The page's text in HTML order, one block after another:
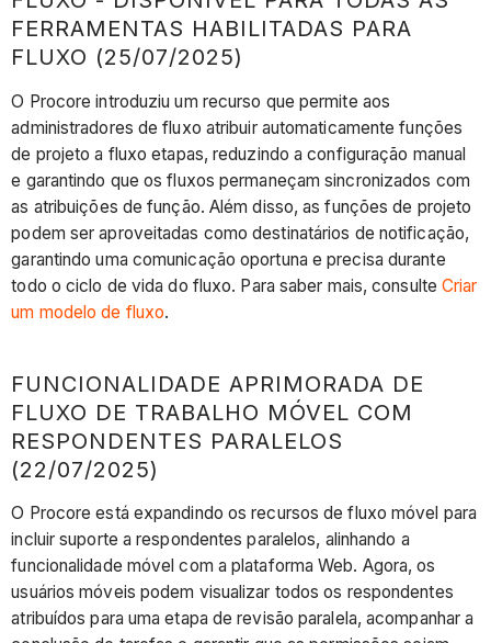
FERRAMENTAS HABILITADAS PARA
FLUXO (25/07/2025)
O Procore introduziu um recurso que permite aos
administradores de fluxo atribuir automaticamente funções
de projeto a fluxo etapas, reduzindo a configuração manual
e garantindo que os fluxos permaneçam sincronizados com
as atribuições de função. Além disso, as funções de projeto
podem ser aproveitadas como destinatários de notificação,
garantindo uma comunicação oportuna e precisa durante
todo o ciclo de vida do fluxo. Para saber mais, consulteCriar
um modelo de fluxo.
FUNCIONALIDADE APRIMORADA DE
FLUXO DE TRABALHO MÓVEL COM
RESPONDENTES PARALELOS
(22/07/2025)
O Procore está expandindo os recursos de fluxo móvel para
incluir suporte a respondentes paralelos, alinhando a
funcionalidade móvel com a plataforma Web. Agora, os
usuários móveis podem visualizar todos os respondentes
atribuídos para uma etapa de revisão paralela, acompanhar a